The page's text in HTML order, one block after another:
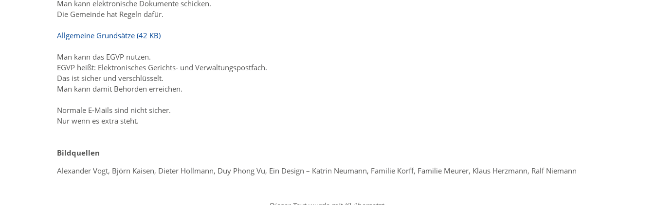
Man kann elektronische Dokumente schicken.
Die Gemeinde hat Regeln dafür.
Allgemeine Grundsätze (42 KB)
Man kann das EGVP nutzen.
EGVP heißt: Elektronisches Gerichts- und Verwaltungspostfach.
Das ist sicher und verschlüsselt.
Man kann damit Behörden erreichen.
Normale E-Mails sind nicht sicher.
Nur wenn es extra steht.
Bildquellen
Alexander Vogt, Björn Kaisen, Dieter Hollmann, Duy Phong Vu, Ein Design – Katrin Neumann, Familie Korff, Familie Meurer, Klaus Herzmann, Ralf Niemann